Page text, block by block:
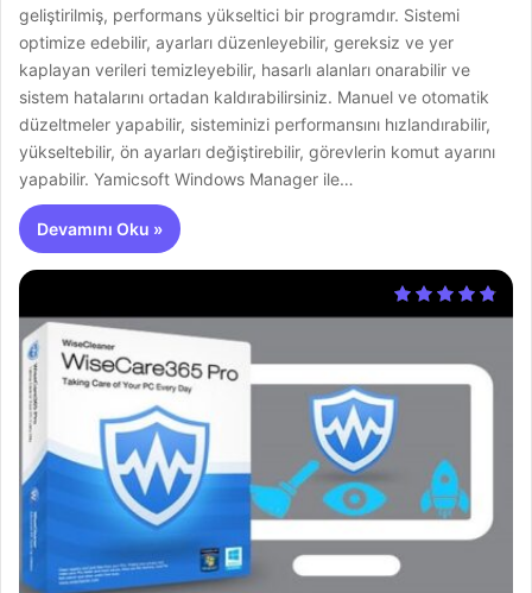
geliştirilmiş, performans yükseltici bir programdır. Sistemi
optimize edebilir, ayarları düzenleyebilir, gereksiz ve yer
kaplayan verileri temizleyebilir, hasarlı alanları onarabilir ve
sistem hatalarını ortadan kaldırabilirsiniz. Manuel ve otomatik
düzeltmeler yapabilir, sisteminizi performansını hızlandırabilir,
yükseltebilir, ön ayarları değiştirebilir, görevlerin komut ayarını
yapabilir. Yamicsoft Windows Manager ile…
Devamını Oku »